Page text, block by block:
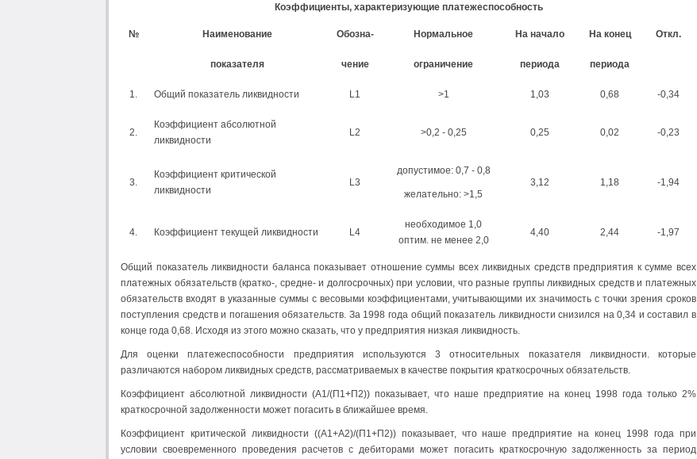
Коэффициенты, характеризующие платежеспособность
№ Наименование Обозна- Нормальное На начало На конец Откл.
показателя чение ограничение периода периода
1. Общий показатель ликвидности L1 >1 1,03 0,68 -0,34
2.
Коэффициент абсолютной
ликвидности
L2 >0,2 - 0,25 0,25 0,02 -0,23
3.
Коэффициент критической
ликвидности
L3
допустимое: 0,7 - 0,8
желательно: >1,5
3,12 1,18 -1,94
4. Коэффициент текущей ликвидности L4
необходимое 1,0
оптим. не менее 2,0
4,40 2,44 -1,97
Общий показатель ликвидности баланса показывает отношение суммы всех ликвидных средств предприятия к сумме всех
платежных обязательств (кратко-, средне- и долгосрочных) при условии, что разные группы ликвидных средств и платежных
обязательств входят в указанные суммы с весовыми коэффициентами, учитывающими их значимость с точки зрения сроков
поступления средств и погашения обязательств. За 1998 года общий показатель ликвидности снизился на 0,34 и составил в
конце года 0,68. Исходя из этого можно сказать, что у предприятия низкая ликвидность.
Для оценки платежеспособности предприятия используются 3 относительных показателя ликвидности. которые
различаются набором ликвидных средств, рассматриваемых в качестве покрытия краткосрочных обязательств.
Коэффициент абсолютной ликвидности (А1/(П1+П2)) показывает, что наше предприятие на конец 1998 года только 2%
краткосрочной задолженности может погасить в ближайшее время.
Коэффициент критической ликвидности ((А1+А2)/(П1+П2)) показывает, что наше предприятие на конец 1998 года при
условии своевременного проведения расчетов с дебиторами может погасить краткосрочную задолженность за период